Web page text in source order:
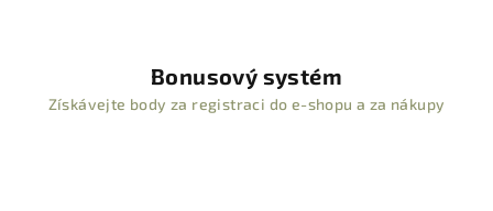
Bonusový systém
Získávejte body za registraci do e-shopu a za nákupy